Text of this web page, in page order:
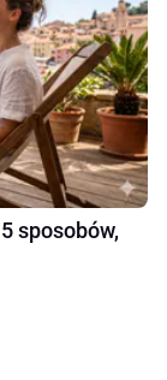
sposobów,